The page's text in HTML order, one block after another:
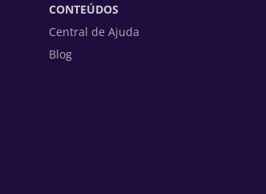
CONTEÚDOS
Central de Ajuda
Blog